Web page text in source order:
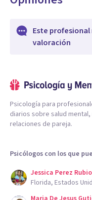
Este
valoración
Psicología para
diarios sobre salud
relaciones de pareja.
Psicólogos con los que
Jessica Perez Rubio
Florida, Estados